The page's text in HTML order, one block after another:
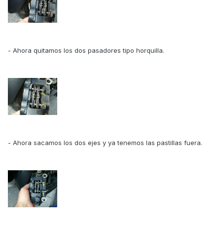
- Ahora quitamos los dos pasadores tipo horquilla.
- Ahora sacamos los dos ejes y ya tenemos las pastillas fuera.